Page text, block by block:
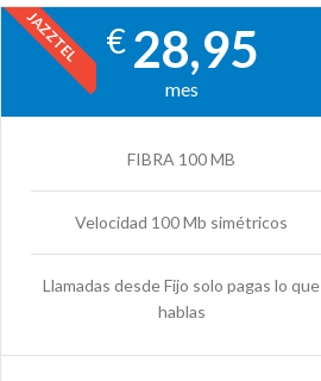
JAZZTEL € 28,95
mes
FIBRA 100 MB
Velocidad 100 Mb simétricos
Llamadas desde Fijo solo pagas lo que
hablas